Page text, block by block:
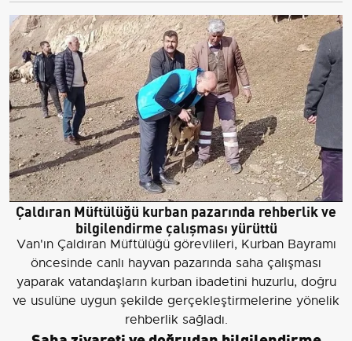
Çaldıran Müftülüğü kurban pazarında rehberlik ve
bilgilendirme çalışması yürüttü
Van'ın Çaldıran Müftülüğü görevlileri, Kurban Bayramı
öncesinde canlı hayvan pazarında saha çalışması
yaparak vatandaşların kurban ibadetini huzurlu, doğru
ve usulüne uygun şekilde gerçekleştirmelerine yönelik
rehberlik sağladı.